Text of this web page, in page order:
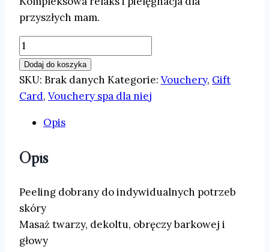
przyszłych mam.
ilość
ZADBANA
MAMA
Dodaj do koszyka
SKU: Brak danych Kategorie: Vouchery, Gift
Card, Vouchery spa dla niej
Opis
Opis
Peeling dobrany do indywidualnych potrzeb
skóry
Masaż twarzy, dekoltu, obręczy barkowej i
głowy